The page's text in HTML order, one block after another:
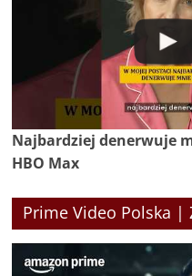
Najbardziej denerwuje
HBO Max
Prime Video Polska |